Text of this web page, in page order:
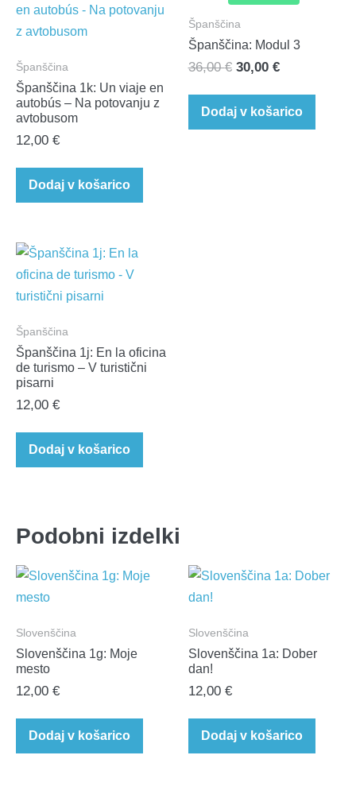
Španščina
Španščina 1k: Un viaje en
autobús – Na potovanju z
avtobusom
12,00 €
Dodaj v košarico
Španščina
Španščina: Modul 3
36,00€ Izvirna
je
bila:
30,00 €Trenutna
je:
30,00 €.
Dodaj v košarico
Španščina
Španščina 1j: En la oficina
de turismo – V turistični
pisarni
12,00 €
Dodaj v košarico
Podobni izdelki
Slovenščina
Slovenščina 1g: Moje
mesto
12,00 €
Dodaj v košarico
Slovenščina
Slovenščina 1a: Dober
dan!
12,00 €
Dodaj v košarico